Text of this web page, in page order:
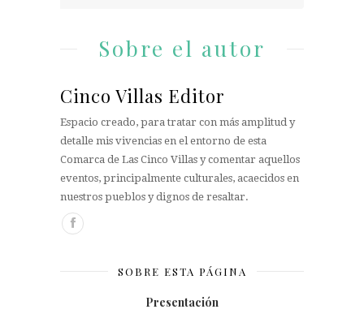
Sobre el autor
Cinco Villas Editor
Espacio creado, para tratar con más amplitud y
detalle mis vivencias en el entorno de esta
Comarca de Las Cinco Villas y comentar aquellos
eventos, principalmente culturales, acaecidos en
nuestros pueblos y dignos de resaltar.
SOBRE ESTA PÁGINA
Presentación